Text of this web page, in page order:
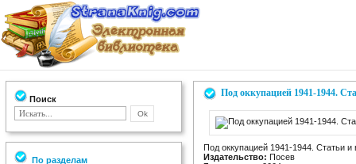
Поиск
По разделам
Под оккупацией 1941-1944.
Под оккупацией 1941-1944. Статьи и
Издательство: Посев